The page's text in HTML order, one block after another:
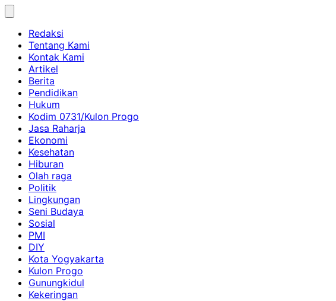
Skip
contentRedaksi
Tentang Kami
Kontak Kami
Artikel
Berita
Pendidikan
Hukum
Kodim 0731/Kulon Progo
Jasa Raharja
Ekonomi
Kesehatan
Hiburan
Olah raga
Politik
Lingkungan
Seni Budaya
Sosial
PMI
DIY
Kota Yogyakarta
Kulon Progo
Gunungkidul
Kekeringan